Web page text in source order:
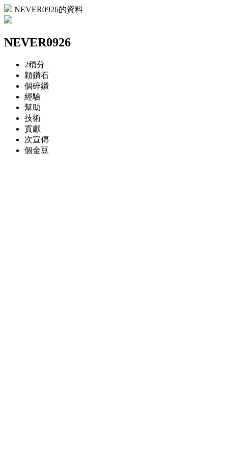
NEVER0926的資料
NEVER0926
2積分
顆鑽石
個碎鑽
經驗
幫助
技術
貢獻
次宣傳
個金豆